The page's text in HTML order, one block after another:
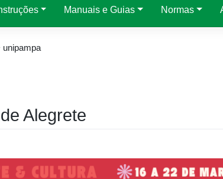
Manuais e Guias Normas
unipampa
Alegrete